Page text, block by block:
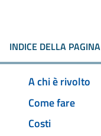
INDICE DELLA PAGINA
A chi è rivolto
Come fare
Costi